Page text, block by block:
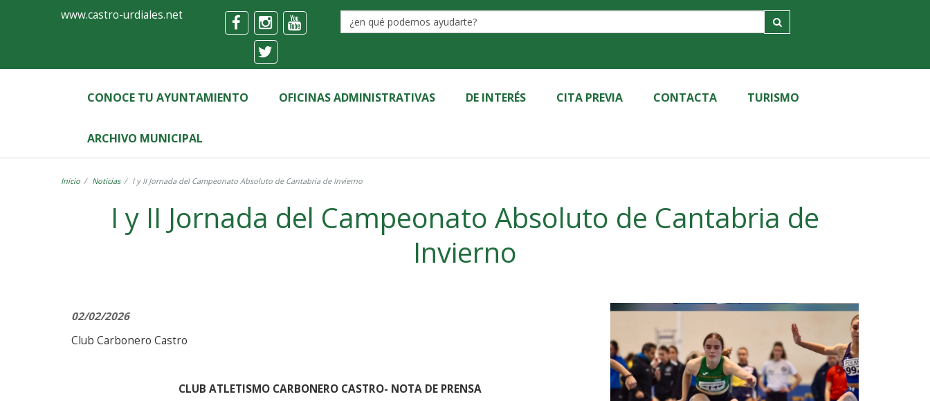
FormularioAyuntamiento
Castro-
Urdiales
www.castro-urdiales.net
CONOCE TU AYUNTAMIENTO OFICINAS ADMINISTRATIVAS DE INTERÉS CITA PREVIA CONTACTA TURISMO
ARCHIVO MUNICIPAL
Inicio Noticias I y II Jornada del Campeonato Absoluto de Cantabria de Invierno
I y II Jornada del Campeonato Absoluto de Cantabria de
Invierno
02/02/2026
Club Carbonero Castro
CLUB ATLETISMO CARBONERO CASTRO- NOTA DE PRENSA